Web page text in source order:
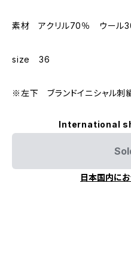
素材 アクリル70％ ウール
size 36
※左下 ブランドイニシャル刺
International
日本国内に